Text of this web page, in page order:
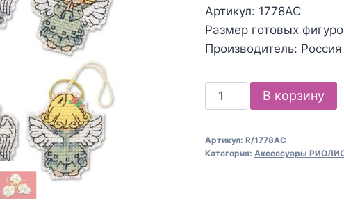
составляла
711.00₽.
Артикул: 1778АС
Размер готовых
Производитель: Россия
Количество
товара
для
В корзину
Артикул: R/1778АС
Категория: Аксессуары